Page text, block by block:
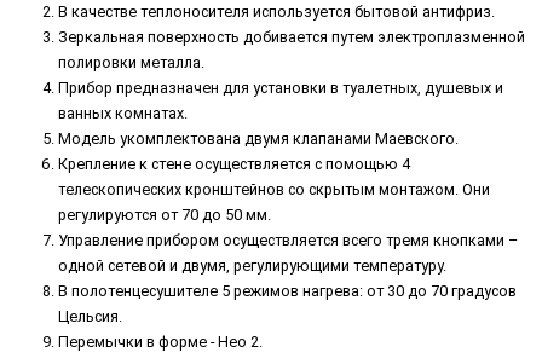
В качестве теплоносителя используется бытовой антифриз.
Зеркальная поверхность добивается путем электроплазменной
полировки металла.
Прибор предназначен для установки в туалетных, душевых и
ванных комнатах.
Модель укомплектована двумя клапанами Маевского.
Крепление к стене осуществляется с помощью 4
телескопических кронштейнов со скрытым монтажом. Они
регулируются от 70 до 50 мм.
Управление прибором осуществляется всего тремя кнопками –
одной сетевой и двумя, регулирующими температуру.
В полотенцесушителе 5 режимов нагрева: от 30 до 70 градусов
Цельсия.
Перемычки в форме - Нео 2.